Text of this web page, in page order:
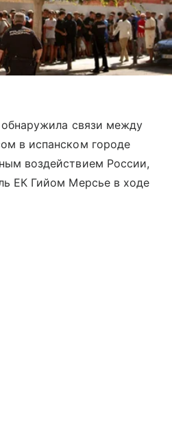
связи между
в испанском городе
воздействием России,
ЕК Гийом Мерсье в ходе